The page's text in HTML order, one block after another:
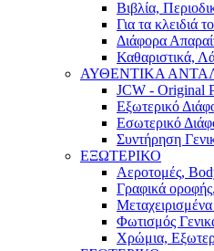
Βιβλία,
Για τα κλειδιά
Διάφορα
Καθαριστικά,
ΑΥΘΕΝΤΙΚΑ
JCW - Original
Εξωτερικό
Εσωτερικό
Συντήρηση
ΕΞΩΤΕΡΙΚΟ
Αεροτομές,
Γραφικά
Φωτισμός
Χρώμια,